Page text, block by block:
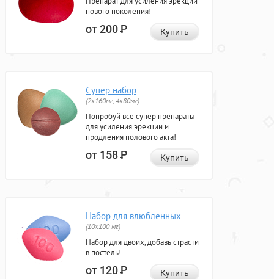
нового поколения!
от 200Р Купить
Супер набор
(2х160мг, 4х80мг)
Попробуй все супер препараты
для усиления эрекции и
продления полового акта!
от 158Р Купить
Набор для влюбленных
(10х100 мг)
Набор для двоих, добавь страсти
в постель!
от 120Р Купить